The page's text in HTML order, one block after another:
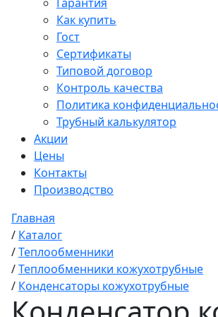
Гарантия
Как купить
Гост
Сертификаты
Типовой договор
Контроль качества
Политика
Трубный калькулятор
Акции
Цены
Контакты
Производство
Главная
/ Каталог
/Теплообменники
/Теплообменники кожухотрубные
/ Конденсаторы кожухотрубные